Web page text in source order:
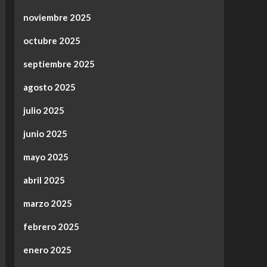
noviembre 2025
octubre 2025
septiembre 2025
agosto 2025
julio 2025
junio 2025
mayo 2025
abril 2025
marzo 2025
febrero 2025
enero 2025